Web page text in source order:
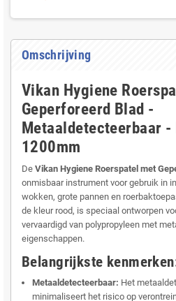
Omschrijving
Vikan Hygiene
Geperforeerd Blad -
Metaaldetecteerbaar
1200mm
De Vikan Hygiene Roerspatel met
onmisbaar instrument voor gebruik in
wokken, grote pannen en
de kleur rood, is speciaal ontworpen
vervaardigd van polypropyleen met
eigenschappen.
Belangrijkste
Metaaldetecteerbaar: Het
minimaliseert het risico op